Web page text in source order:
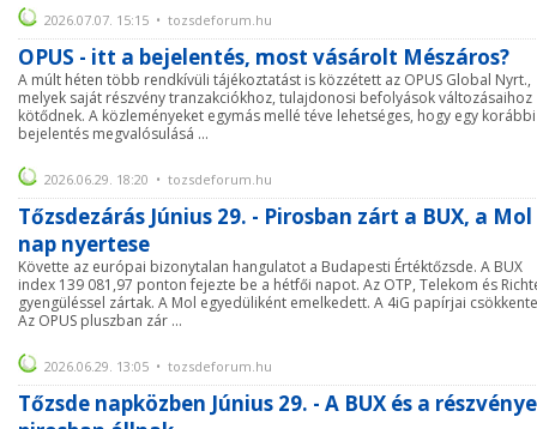
2026.07.07. 15:15 • tozsdeforum.hu
OPUS - itt a bejelentés, most vásárolt Mészáros?
A múlt héten több rendkívüli tájékoztatást is közzétett az OPUS Global Nyrt.,
melyek saját részvény tranzakciókhoz, tulajdonosi befolyások változásaihoz
kötődnek. A közleményeket egymás mellé téve lehetséges, hogy egy korábbi
bejelentés megvalósulásá ...
2026.06.29. 18:20 • tozsdeforum.hu
Tőzsdezárás Június 29. - Pirosban zárt a BUX, a Mol
nap nyertese
Követte az európai bizonytalan hangulatot a Budapesti Értéktőzsde. A BUX
index 139 081,97 ponton fejezte be a hétfői napot. Az OTP, Telekom és
gyengüléssel zártak. A Mol egyedüliként emelkedett. A 4iG papírjai
Az OPUS pluszban zár ...
2026.06.29. 13:05 • tozsdeforum.hu
Tőzsde napközben Június 29. - A BUX és a